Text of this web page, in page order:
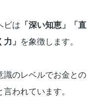
ビは 「深い知恵」「直
」 を象徴します。
識のレベルでお金との
われています。